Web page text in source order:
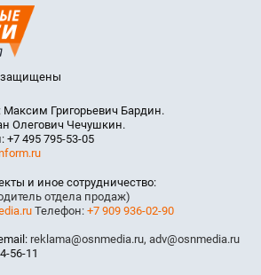
защищены
Максим Григорьевич Бардин.
Олегович Чечушкин.
495 795-53-05
и иное сотрудничество:
отдела продаж)
Телефон: +7 909 936-02-90
reklama@osnmedia.ru, adv@osnmedia.ru
56-11